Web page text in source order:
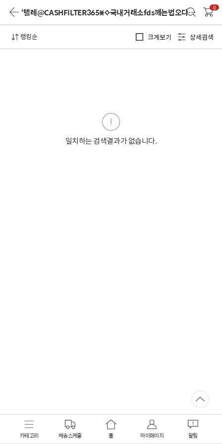
‘텔레@CASHFILTER365⨳⟡국내거래소fds깨는법오다집’ 검색0
랭킹순 크게보기 상세검색
일치하는 검색결과가 없습니다.
카테고리 배송스케줄 홈 마이페이지 알림